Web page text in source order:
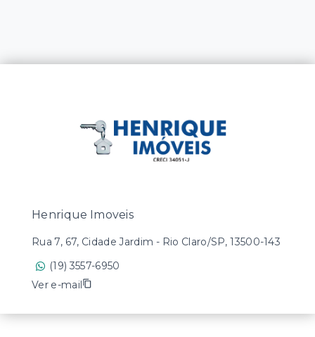
Henrique Imoveis
Rua 7, 67, Cidade Jardim - Rio Claro/SP, 13500-143
(19) 3557-6950
Ver e-mail